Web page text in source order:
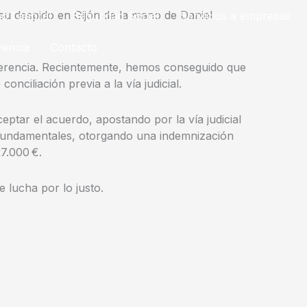
Laboral Seguridad Social Servicios a empresas
despido en Gijón de la mano de Daniel
Recientemente, hemos conseguido que
previa a la vía judicial.
el acuerdo, apostando por la vía judicial
otorgando una indemnización
€.
lucha por lo justo.